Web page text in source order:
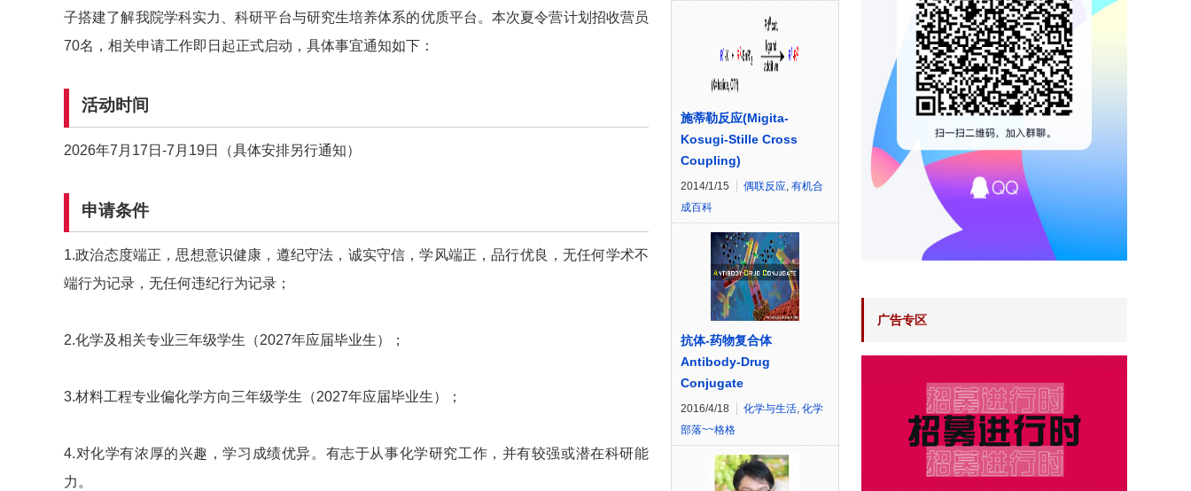
子搭建了解我院学科实力、科研平台与研究生培养体系的优质平台。本次夏令营计划招收营员
70名，相关申请工作即日起正式启动，具体事宜通知如下：
活动时间
2026年7月17日-7月19日（具体安排另行通知）
申请条件
1.政治态度端正，思想意识健康，遵纪守法，诚实守信，学风端正，品行优良，无任何学术不
端行为记录，无任何违纪行为记录；
2.化学及相关专业三年级学生（2027年应届毕业生）；
3.材料工程专业偏化学方向三年级学生（2027年应届毕业生）；
4.对化学有浓厚的兴趣，学习成绩优异。有志于从事化学研究工作，并有较强或潜在科研能
力。
施蒂勒反应(Migita-
Kosugi-Stille Cross
Coupling)
2014/1/15 偶联反应, 有机合
成百科
抗体-药物复合体
Antibody-Drug
Conjugate
2016/4/18 化学与生活, 化学
部落~~格格
广告专区